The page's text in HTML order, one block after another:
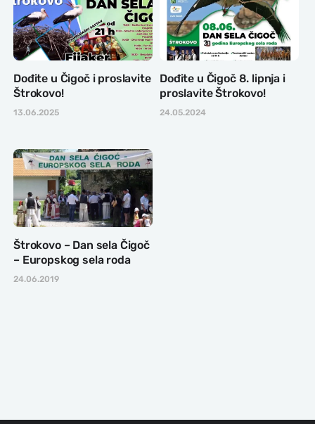
Dođite u Čigoč i proslavite
Štrokovo!
13.06.2025
Dođite u Čigoč 8. lipnja i
proslavite Štrokovo!
24.05.2024
Štrokovo – Dan sela Čigoč
– Europskog sela roda
24.06.2019